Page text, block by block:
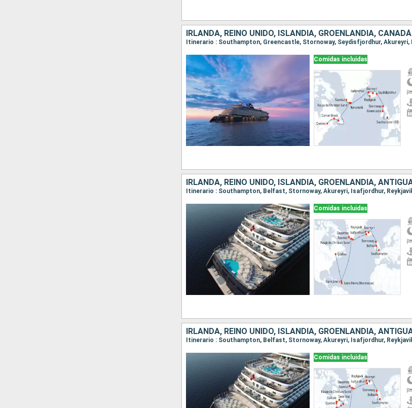
IRLANDA, REINO UNIDO, ISLANDIA, GROENLANDIA, CANADÁ
Comidas incluidas
Comidas incluidas
Comidas incluidas